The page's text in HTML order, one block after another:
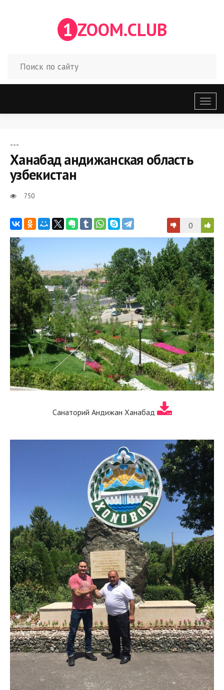
1 ZOOM.CLUB
меню
---
Ханабад андижанская область
узбекистан
750
0
Санаторий Андижан Ханабад